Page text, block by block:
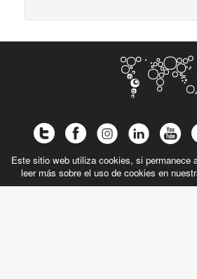
Este sitio web utiliza cookies, si permanece
leer más sobre el uso de cookies en